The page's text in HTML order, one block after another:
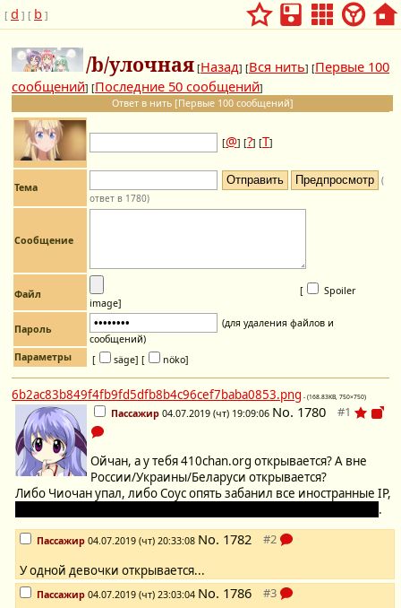
[ d ] [ b ]
/b/улочная [Назад] [Вся нить] [Первые 100
сообщений] [Последние 50 сообщений]
Ответ в нить [Первые 100 сообщений]
[@] [?] [Т]
Тема
(
ответ в 1780)
Сообщение
Файл [
Spoiler
image]
Пароль
(для удаления файлов и
сообщений)
Параметры
[ säge] [ nöko]
6b2ac83b849f4fb9fd5dfb8b4c96cef7baba0853.png - (168.83KB, 750×750)
Пассажир 04.07.2019 (чт) 19:09:06 No. 1780
Ойчан, а у тебя 410chan.org открывается? А вне
России/Украины/Беларуси открывается?
Либо Чиочан упал, либо Соус опять забанил все иностранные IP,
.
Пассажир 04.07.2019 (чт) 20:33:08 No. 1782
У одной девочки открывается...
Пассажир 04.07.2019 (чт) 23:03:04 No. 1786